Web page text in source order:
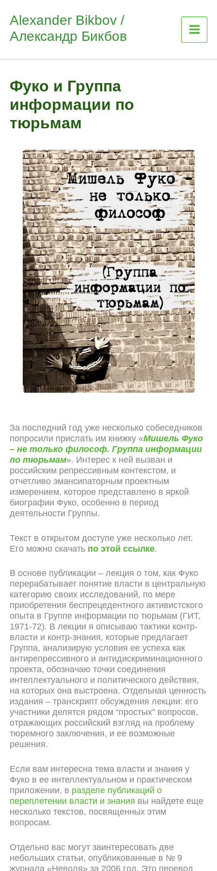
content
Alexander Bikbov /
Александр Бикбов
Фуко и Группа
информации по
тюрьмам
За последний год уже несколько собеседников
попросили прислать им книжку «Мишель Фуко
– не только философ. Группа информации
по тюрьмам». Интерес к ней вызван и
российским репрессивным контекстом, и
отчетливо эмансипаторным проектным
измерением, которое представлено в яркой
биографии Фуко, особенно в период
деятельности Группы.
Текст в открытом доступе уже несколько лет.
Его можно скачать по этой ссылке.
В основе публикации – лекция о том, как Фуко
перерабатывает понятие власти в центральную
категорию своих исследований, по мере
приобретения беспрецедентного активистского
опыта в Группе информации по тюрьмам (ГИТ,
1971-72). В лекции я описываю тактики контр-
власти и контр-знания, которые предлагает
Группа, анализирую условия ее успеха как
антирепрессивного и антидискриминационного
проекта, обозначаю точки соединения
интеллектуального и политического действия,
на которых она выстроена. Отдельная ценность
издания – транскрипт обсуждения лекции: его
участники делятся рядом “простых” вопросов,
отражающих российский взгляд на проблему
тюремного заключения, и ее возможные
решения.
Если вам интересна тема власти и знания у
Фуко в ее интеллектуальном и практическом
приложении, в разделе публикаций о
переплетении власти и знания вы найдете еще
несколько текстов, посвященных этим
вопросам.
Отдельно вас могут заинтересовать две
небольших статьи, опубликованные в № 9
журнала «Неволя» за 2006 год. Это перевод